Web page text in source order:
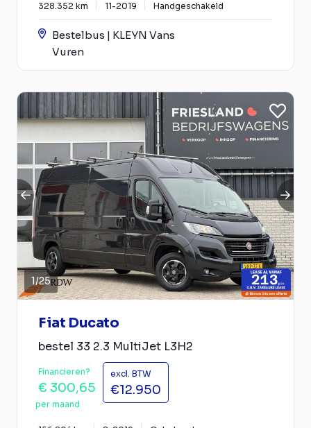
328.352 km 11-2019 Handgeschakeld
Bestelbus | KLEYN Vans
Vuren
1/25
Fiat Ducato
bestel 33 2.3 MultiJet L3H2
Financieren?
€ 300,65
per maand
excl. BTW
€12.950